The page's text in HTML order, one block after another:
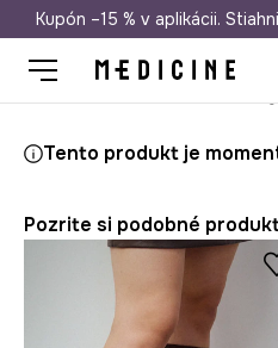
Doprava
Kupón –15 % v aplikácii.
Tento produkt je
Pozrite si podobné